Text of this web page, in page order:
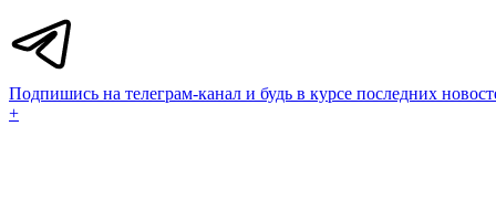
Подпишись на телеграм-канал и будь в курсе последних
+